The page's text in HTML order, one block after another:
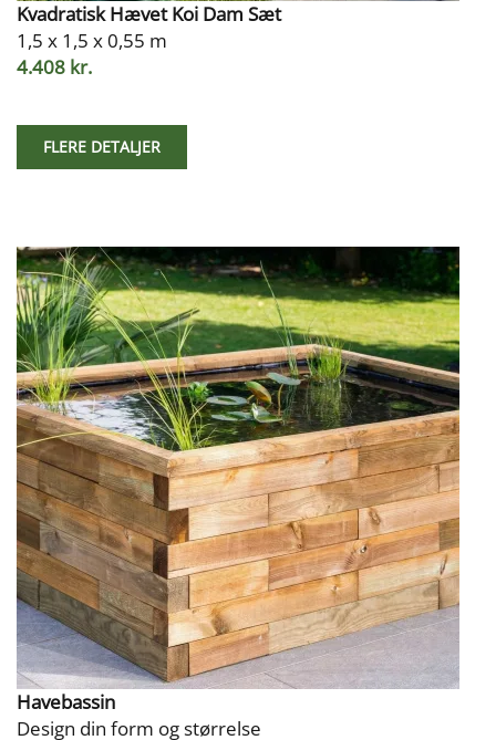
Kvadratisk Hævet Koi Dam Sæt
1,5 x 1,5 x 0,55 m
4.408 kr.
FLERE DETALJER
Havebassin
Design din form og størrelse